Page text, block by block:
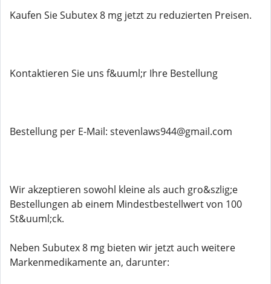
Kaufen Sie Subutex 8 mg jetzt zu reduzierten Preisen.
Kontaktieren Sie uns f&uuml;r Ihre Bestellung
Bestellung per E-Mail: stevenlaws944@gmail.com
Wir akzeptieren sowohl kleine als auch gro&szlig;e
Bestellungen ab einem Mindestbestellwert von 100
St&uuml;ck.
Neben Subutex 8 mg bieten wir jetzt auch weitere
Markenmedikamente an, darunter: